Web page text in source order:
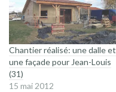
Chantier réalisé: une dalle et
une façade pour Jean-Louis
(31)
15 mai 2012